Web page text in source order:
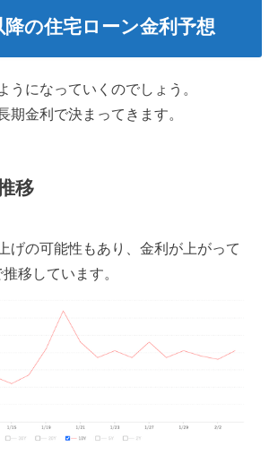
の住宅ローン金利予想
うになっていくのでしょう。
期金利で決まってきます。
移
げの可能性もあり、金利が上がって
移しています。